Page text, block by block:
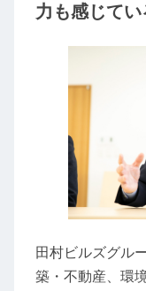
力も感じてい
田村ビルズグル
築・不動産、環